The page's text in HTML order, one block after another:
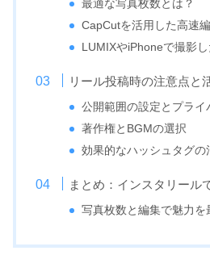
最適な写真枚数とは？
CapCutを活用した高速
LUMIXやiPhoneで撮影
リール投稿時の注意点と
公開範囲の設定とプライ
著作権とBGMの選択
効果的なハッシュタグの
まとめ：インスタリール
写真枚数と編集で魅力を